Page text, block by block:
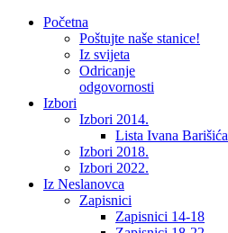
Početna
Poštujte naše stanice!
Iz svijeta
Odricanje
odgovornosti
Izbori
Izbori 2014.
Lista Ivana Barišića
Izbori 2018.
Izbori 2022.
Iz Neslanovca
Zapisnici
Zapisnici 14-18